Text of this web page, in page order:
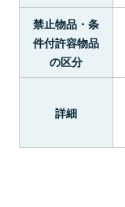
禁止物品・条
件付許容物品
の区分
詳細